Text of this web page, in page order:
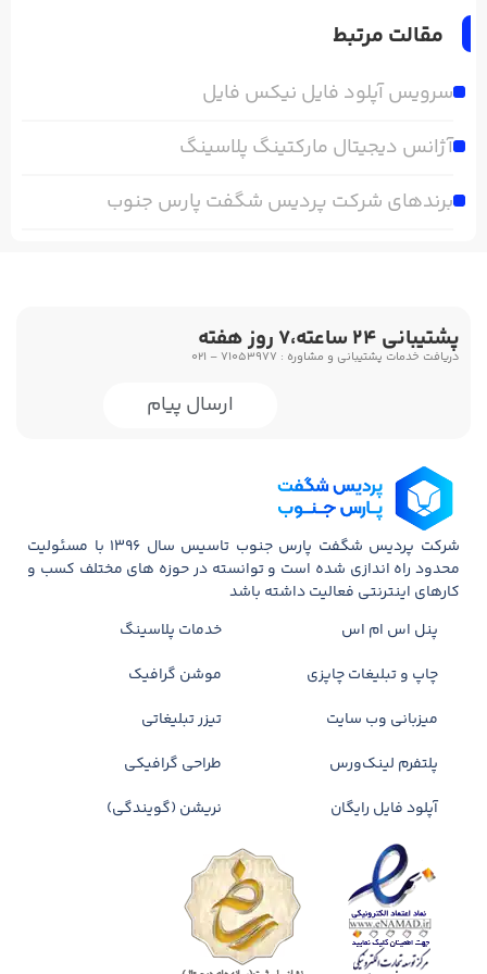
مقالت مرتبط
سرویس آپلود فایل نیکس فایل
آژانس دیجیتال مارکتینگ پلاسینگ
برندهای شرکت پردیس شگفت پارس جنوب
پشتیبانی 24 ساعته،7 روز هفته
دریافت خدمات پشتیبانی و مشاوره : 71053977 – 021
ارسال پیام
شرکت پردیس شگفت پارس جنوب تاسیس سال 1396 با مسئولیت
محدود راه اندازی شده است و توانسته در حوزه های مختلف کسب و
کارهای اینترنتی فعالیت داشته باشد
پنل اس ام اس
چاپ و تبلیغات چاپزی
میزبانی وب سایت
پلتفرم لینک‌ورس
آپلود فایل رایگان
خدمات پلاسینگ
موشن گرافیک
تیزر تبلیغاتی
طراحی گرافیکی
نریشن (گویندگی)